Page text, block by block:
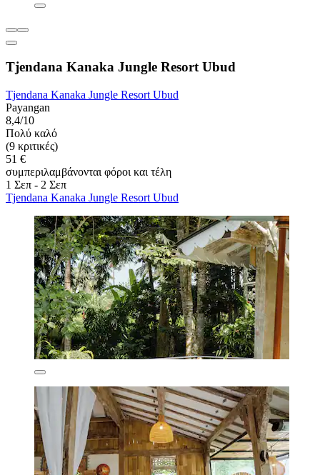
Tjendana Kanaka Jungle Resort Ubud
Tjendana Kanaka Jungle Resort Ubud
Payangan
8,4/10
Πολύ καλό
(9 κριτικές)
51 €
συμπεριλαμβάνονται φόροι και τέλη
1 Σεπ - 2 Σεπ
Tjendana Kanaka Jungle Resort Ubud